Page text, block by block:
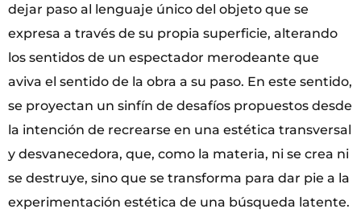
dejar paso al lenguaje único del objeto que se
expresa a través de su propia superficie, alterando
los sentidos de un espectador merodeante que
aviva el sentido de la obra a su paso. En este sentido,
se proyectan un sinfín de desafíos propuestos desde
la intención de recrearse en una estética transversal
y desvanecedora, que, como la materia, ni se crea ni
se destruye, sino que se transforma para dar pie a la
experimentación estética de una búsqueda latente.